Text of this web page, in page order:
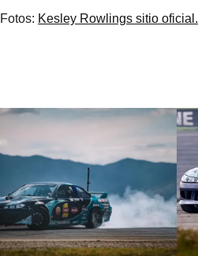
Fotos: Kesley Rowlings sitio oficial.